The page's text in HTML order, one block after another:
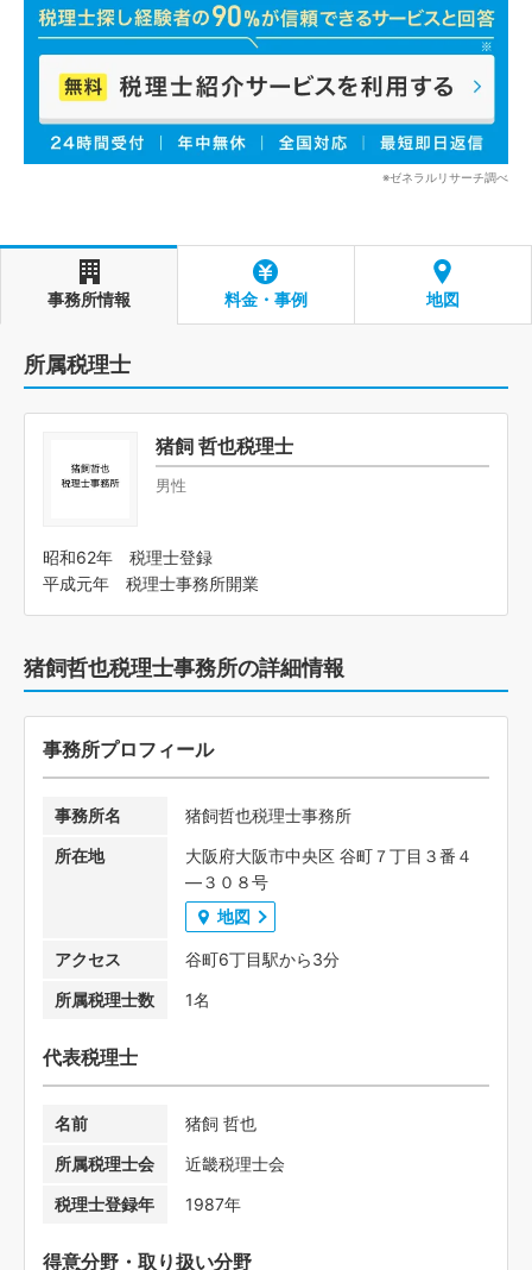
※ゼネラルリサーチ調べ
事務所情報 料金・事例 地図
所属税理士
猪飼 哲也税理士
男性
昭和62年 税理士登録
平成元年 税理士事務所開業
猪飼哲也税理士事務所の詳細情報
事務所プロフィール
事務所名
猪飼哲也税理士事務所
所在地
大阪府大阪市中央区 谷町７丁目３番４
―３０８号
地図
アクセス
谷町6丁目駅から3分
所属税理士数
1名
代表税理士
名前
猪飼 哲也
所属税理士会
近畿税理士会
税理士登録年
1987年
得意分野・取り扱い分野